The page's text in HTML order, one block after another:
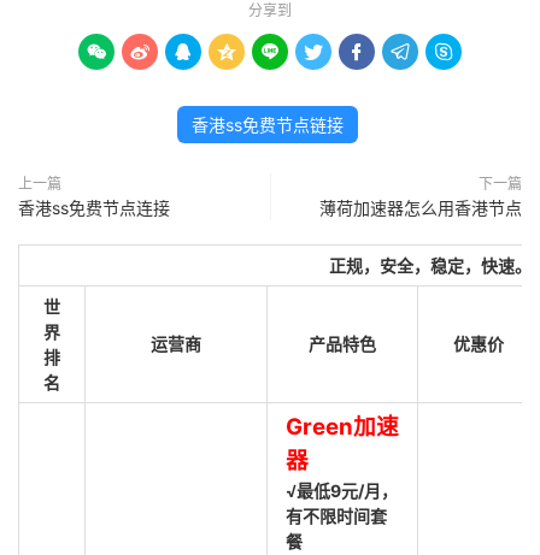
分享到
        
香港ss免费节点链接
上一篇
香港ss免费节点连接
下一篇
薄荷加速器怎么用香港节点
正规，安全，稳定，快速。
世
界
排
名
运营商 产品特色 优惠价
Green加速
器
√最低9元/月，
有不限时间套
餐